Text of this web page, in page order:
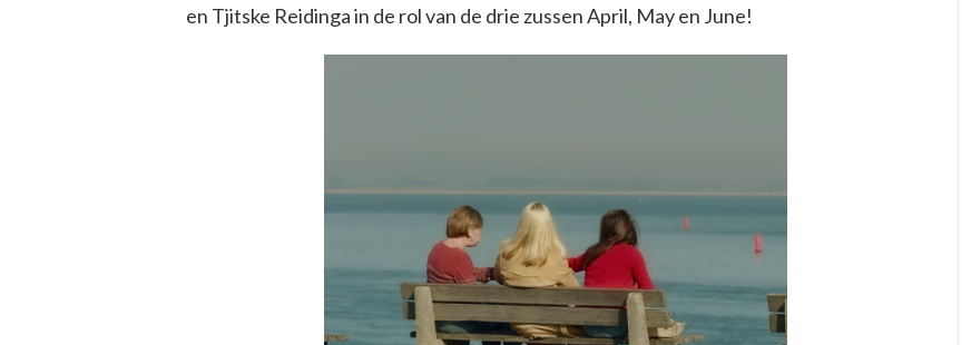
en Tjitske Reidinga in de rol van de drie zussen April, May en June!